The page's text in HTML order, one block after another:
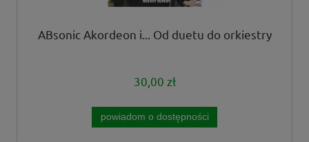
ABsonic Akordeon i... Od duetu do orkiestry
30,00 zł
powiadom o dostępności